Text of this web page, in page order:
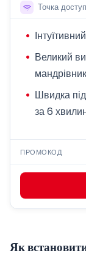
Точка
Великий
Швидка
за 6
ПРОМОКОД
Як